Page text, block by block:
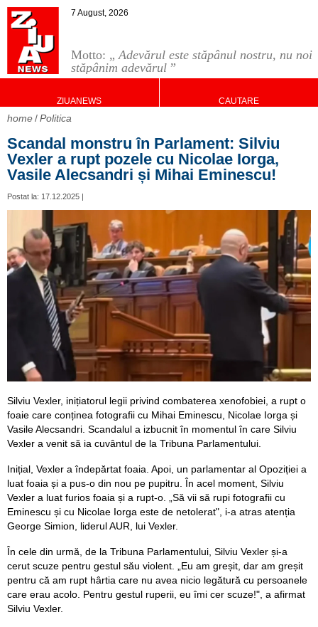
Motto: „Adevărul este stăpânul nostru, nu noi
stăpânim adevărul ”
7 August, 2026
ZIUANEWS CAUTARE
home Politica
Scandal monstru în Parlament: Silviu
Vexler a rupt pozele cu Nicolae Iorga,
Vasile Alecsandri și Mihai Eminescu!
Postat la: 17.12.2025 |
Silviu Vexler, inițiatorul legii privind combaterea xenofobiei, a rupt o
foaie care conținea fotografii cu Mihai Eminescu, Nicolae Iorga și
Vasile Alecsandri. Scandalul a izbucnit în momentul în care Silviu
Vexler a venit să ia cuvântul de la Tribuna Parlamentului.
Inițial, Vexler a îndepărtat foaia. Apoi, un parlamentar al Opoziției a
luat foaia și a pus-o din nou pe pupitru. În acel moment, Silviu
Vexler a luat furios foaia și a rupt-o. „Să vii să rupi fotografii cu
Eminescu și cu Nicolae Iorga este de netolerat", i-a atras atenția
George Simion, liderul AUR, lui Vexler.
În cele din urmă, de la Tribuna Parlamentului, Silviu Vexler și-a
cerut scuze pentru gestul său violent. „Eu am greșit, dar am greșit
pentru că am rupt hârtia care nu avea nicio legătură cu persoanele
care erau acolo. Pentru gestul ruperii, eu îmi cer scuze!", a afirmat
Silviu Vexler.